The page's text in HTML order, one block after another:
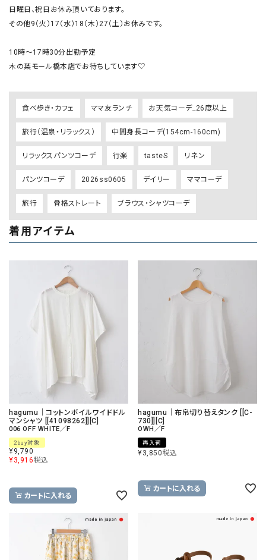
日曜日、祝日お休み頂いております。
その他9（火）17（水）18（木）27（土）お休みです。
10時〜17時30分出勤予定
木の葉モール橋本店でお待ちしています♡
食べ歩き・カフェ ママ友ランチ お天気コーデ_26度以上
旅行（温泉・リラックス） 中間身長コーデ(154cm-160cm)
リラックスパンツコーデ 行楽 tasteS リネン
パンツコーデ 2026ss0605 デイリー ママコーデ
旅行 骨格ストレート ブラウス・シャツコーデ
着用アイテム
hagumu｜コットンボイルワイドドル
マンシャツ [[41098262]][C]
006 OFF WHITE／F
2buy対象
¥9,790
¥3,916税込
カートに入れる
hagumu｜布帛切り替えタンク [[C-
730]][C]
OWH／F
再入荷
¥3,850税込
カートに入れる